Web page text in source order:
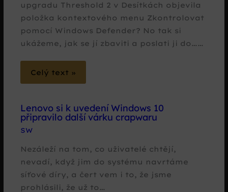
upgradu Threshold 2 v Desítkách objevila
položka kontextového menu Zkontrolovat
pomocí Windows Defender? No tak si
ukážeme, jak se jí zbaviti a poslati ji do……
Celý text »
Lenovo si k uvedení Windows 10
připravilo další várku crapwaru
SW
Nezáleží na tom, co uživatelé chtějí,
nevadí, když jim do systému navrtáme
síťové díry, a čert vem i to, že jsme
prohlásili, že už to…